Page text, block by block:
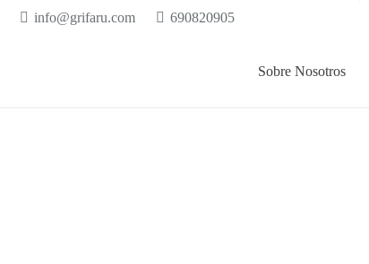
info@grifaru.com 690820905
Sobre Nosotros